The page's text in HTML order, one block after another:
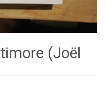
(Joël